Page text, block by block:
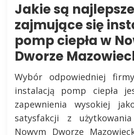
Jakie są
zajmujące się
pomp ciepła w
Dworze
Wybór odpowiedniej
instalacją pomp ciepła
zapewnienia wysokiej
satysfakcji z
Nowym Dworze